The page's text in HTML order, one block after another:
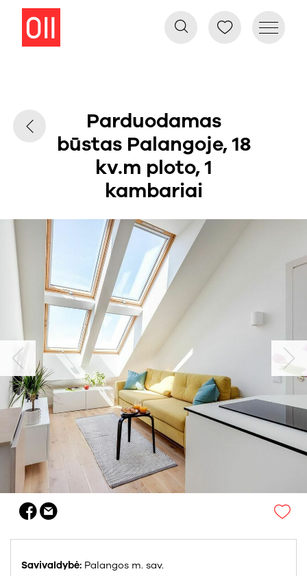
Parduodamas
būstas Palangoje, 18
kv.m ploto, 1
kambariai
Savivaldybė: Palangos m. sav.